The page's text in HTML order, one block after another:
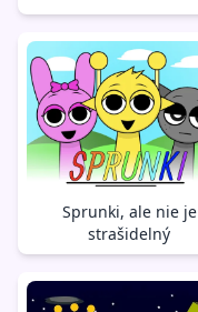
Sprunki, ale nie je
strašidelný